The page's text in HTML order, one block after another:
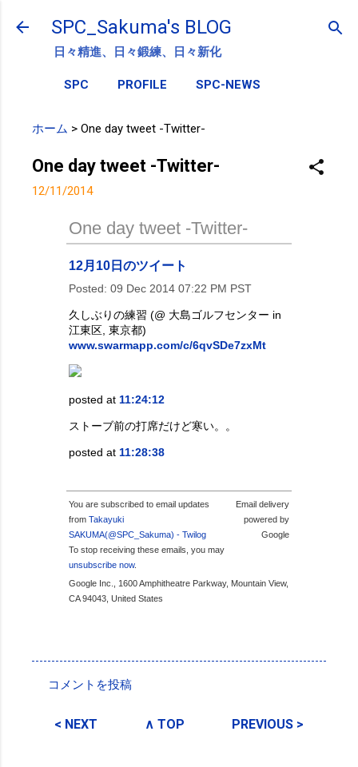
スキップしてメイン コンテンツに移動
SPC_Sakuma's BLOG
日々精進、日々鍛練、日々新化
SPC PROFILE SPC-NEWS
ホーム > One day tweet -Twitter-
One day tweet -Twitter-
12/11/2014
One day tweet -Twitter-
12月10日のツイート
Posted: 09 Dec 2014 07:22 PM PST
久しぶりの練習 (@ 大島ゴルフセンター in
江東区, 東京都)
www.swarmapp.com/c/6qvSDe7zxMt
posted at 11:24:12
ストーブ前の打席だけど寒い。。
posted at 11:28:38
You are subscribed to email updates
from Takayuki
SAKUMA(@SPC_Sakuma) - Twilog
To stop receiving these emails, you may
unsubscribe now.
Email delivery
powered by
Google
Google Inc., 1600 Amphitheatre Parkway, Mountain View,
CA 94043, United States
メ
コメントを投稿
< NEXT ∧ TOP PREVIOUS >